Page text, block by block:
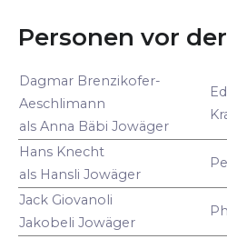
Personen vor
Dagmar Brenzikofer-
Aeschlimann
als Anna Bäbi Jowäger
Hans Knecht
als Hansli Jowäger
Jack Giovanoli
Jakobeli Jowäger